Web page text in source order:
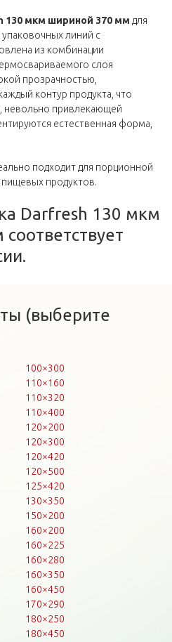
130 мкм шириной 370 мм для
линий с
из комбинации
слоя
прозрачностью,
контур продукта, что
невольно привлекающей
естественная форма,
подходит для порционной
продуктов.
Darfresh 130 мкм
(выберите
100×300
110×160
110×320
110×400
120×200
120×300
120×420
120×500
125×420
130×350
150×200
160×200
160×225
160×280
160×350
160×450
170×290
180×250
180×450